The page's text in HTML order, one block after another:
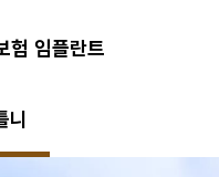
험 임플란트
니